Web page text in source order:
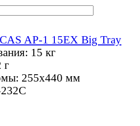
AP-1 15EX Big Tray
15 кг
г
255х440 мм